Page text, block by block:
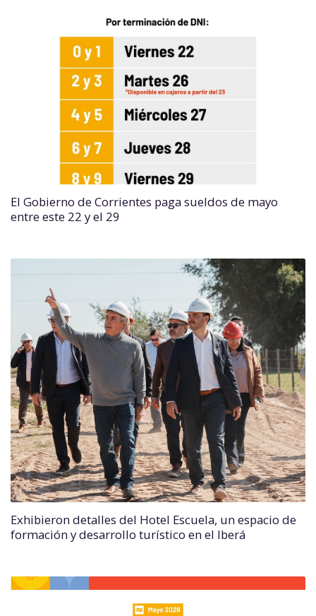
El Gobierno de Corrientes paga sueldos de mayo
entre este 22 y el 29
Exhibieron detalles del Hotel Escuela, un espacio de
formación y desarrollo turístico en el Iberá